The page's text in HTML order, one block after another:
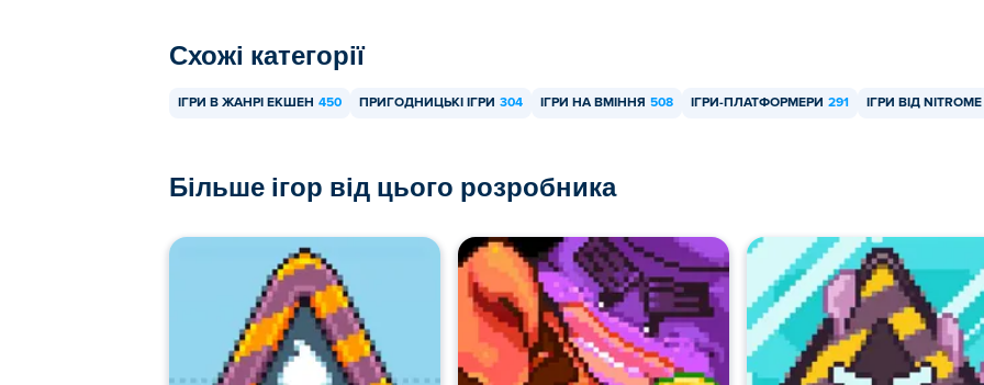
Схожі категорії
ІГРИ В ЖАНРІ ЕКШЕН 450 ПРИГОДНИЦЬКІ ІГРИ 304 ІГРИ НА ВМІННЯ 508 ІГРИ-ПЛАТФОРМЕРИ 291 ІГРИ ВІД NITROME
Більше ігор від цього розробника